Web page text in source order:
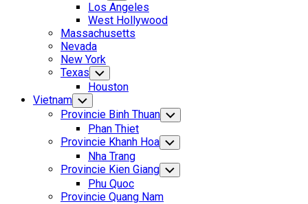
Child
Menu
Los Angeles
West Hollywood
Massachusetts
Nevada
New York
Texas Toggle
Child
Menu
Houston
Vietnam Toggle
Child
Menu
Provincie Binh Thuan Toggle
Child
Menu
Phan Thiet
Provincie Khanh Hoa Toggle
Child
Menu
Nha Trang
Provincie Kien Giang Toggle
Child
Phu Quoc
Provincie Quang Nam